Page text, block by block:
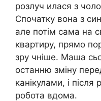
розлуч илася з
Спочатку вона з
але потім сама на
квартиру, прямо
зру чніше. Маша
останню зміну
канікулами, і після
робота вдома.